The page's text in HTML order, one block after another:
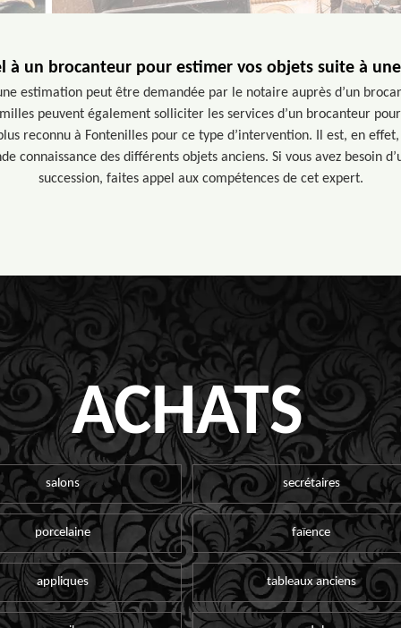
à un brocanteur pour estimer vos objets suite à
estimation peut être demandée par le notaire auprès d’un
peuvent également solliciter les services d’un brocanteur
reconnu à Fontenilles pour ce type d’intervention. Il est, en
connaissance des différents objets anciens. Si vous avez besoin
succession, faites appel aux compétences de cet expert.
ACHATS
salons secrétaires
porcelaine faïence
appliques tableaux anciens